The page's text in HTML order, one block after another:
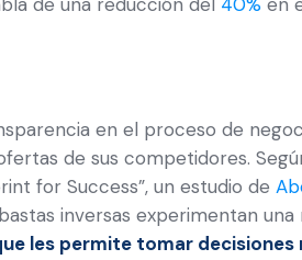
en el proceso de
de sus competidores.
for Success”, un estudio de
inversas experimentan
les permite tomar decisiones